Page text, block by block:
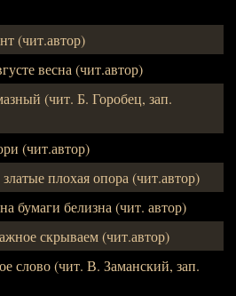
(чит.автор)
весна (чит.автор)
(чит. Б. Горобец, зап.
(чит.автор)
плохая опора (чит.автор)
бумаги белизна (чит. автор)
скрываем (чит.автор)
слово (чит. В. Заманский, зап.